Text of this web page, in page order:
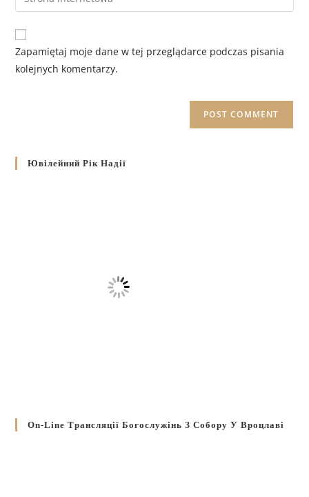
Zapamiętaj moje dane w tej przeglądarce podczas pisania
kolejnych komentarzy.
Ювілейний Рік Надії
On-Line Трансляції Богослужінь З Собору У Вроцлаві